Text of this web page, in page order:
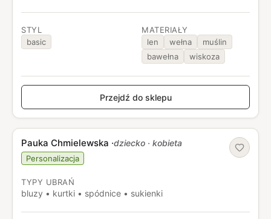
STYL
basic
MATERIAŁY
len
wełna
muślin
bawełna
wiskoza
Przejdź do sklepu
Pauka Chmielewska ·dziecko · kobieta
Personalizacja
TYPY UBRAŃ
bluzy • kurtki • spódnice • sukienki